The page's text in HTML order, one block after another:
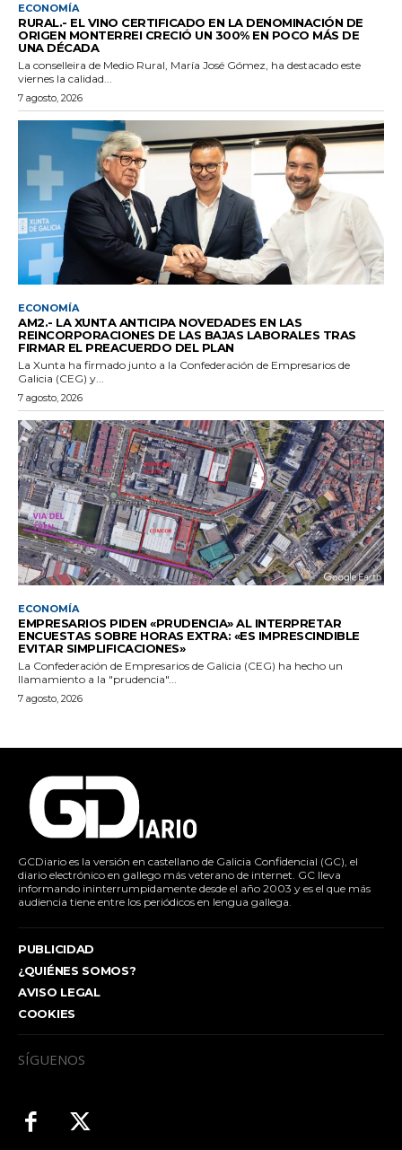
ECONOMÍA
RURAL.- EL VINO CERTIFICADO EN LA DENOMINACIÓN DE
ORIGEN MONTERREI CRECIÓ UN 300% EN POCO MÁS DE
UNA DÉCADA
La conselleira de Medio Rural, María José Gómez, ha destacado este
viernes la calidad...
7 agosto, 2026
ECONOMÍA
AM2.- LA XUNTA ANTICIPA NOVEDADES EN LAS
REINCORPORACIONES DE LAS BAJAS LABORALES TRAS
FIRMAR EL PREACUERDO DEL PLAN
La Xunta ha firmado junto a la Confederación de Empresarios de
Galicia (CEG) y...
7 agosto, 2026
ECONOMÍA
EMPRESARIOS PIDEN «PRUDENCIA» AL INTERPRETAR
ENCUESTAS SOBRE HORAS EXTRA: «ES IMPRESCINDIBLE
EVITAR SIMPLIFICACIONES»
La Confederación de Empresarios de Galicia (CEG) ha hecho un
llamamiento a la "prudencia"...
7 agosto, 2026
GCDiario es la versión en castellano de Galicia Confidencial (GC), el
diario electrónico en gallego más veterano de internet. GC lleva
informando ininterrumpidamente desde el año 2003 y es el que más
audiencia tiene entre los periódicos en lengua gallega.
PUBLICIDAD
¿QUIÉNES SOMOS?
AVISO LEGAL
COOKIES
SÍGUENOS